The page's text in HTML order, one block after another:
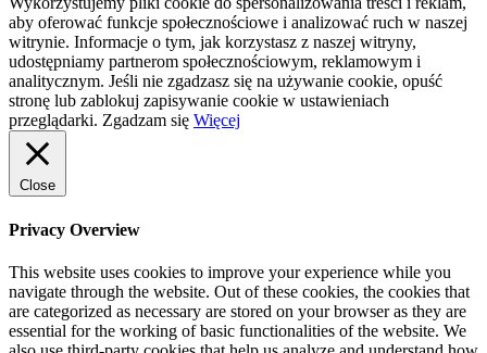
aby oferować funkcje społecznościowe i analizować ruch w naszej
witrynie. Informacje o tym, jak korzystasz z naszej witryny,
udostępniamy partnerom społecznościowym, reklamowym i
analitycznym. Jeśli nie zgadzasz się na używanie cookie, opuść
stronę lub zablokuj zapisywanie cookie w ustawieniach
przeglądarki. Zgadzam się Więcej
Close
Privacy Overview
This website uses cookies to improve your experience while you
navigate through the website. Out of these cookies, the cookies that
are categorized as necessary are stored on your browser as they are
essential for the working of basic functionalities of the website. We